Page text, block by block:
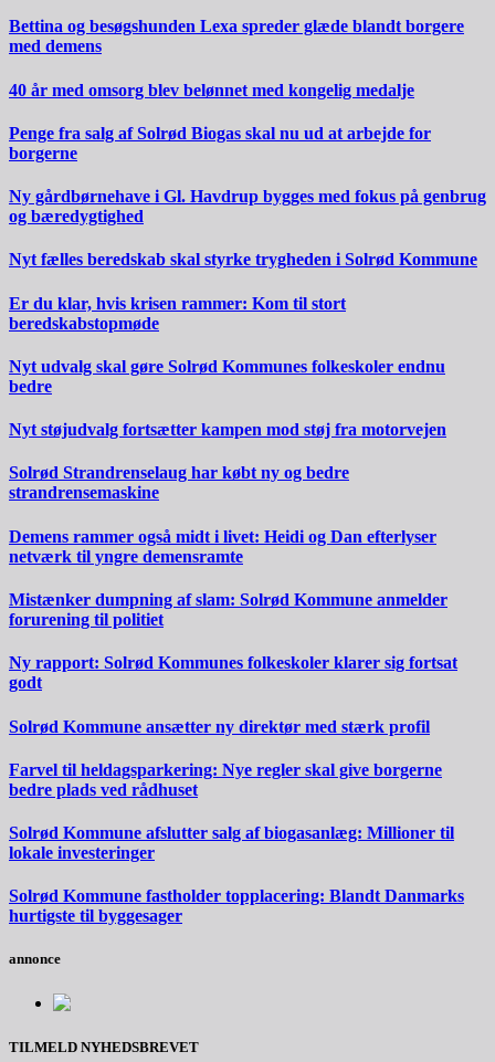
Bettina og besøgshunden Lexa spreder glæde blandt borgere
med demens
40 år med omsorg blev belønnet med kongelig medalje
Penge fra salg af Solrød Biogas skal nu ud at arbejde for
borgerne
Ny gårdbørnehave i Gl. Havdrup bygges med fokus på genbrug
og bæredygtighed
Nyt fælles beredskab skal styrke trygheden i Solrød Kommune
Er du klar, hvis krisen rammer: Kom til stort
beredskabstopmøde
Nyt udvalg skal gøre Solrød Kommunes folkeskoler endnu
bedre
Nyt støjudvalg fortsætter kampen mod støj fra motorvejen
Solrød Strandrenselaug har købt ny og bedre
strandrensemaskine
Demens rammer også midt i livet: Heidi og Dan efterlyser
netværk til yngre demensramte
Mistænker dumpning af slam: Solrød Kommune anmelder
forurening til politiet
Ny rapport: Solrød Kommunes folkeskoler klarer sig fortsat
godt
Solrød Kommune ansætter ny direktør med stærk profil
Farvel til heldagsparkering: Nye regler skal give borgerne
bedre plads ved rådhuset
Solrød Kommune afslutter salg af biogasanlæg: Millioner til
lokale investeringer
Solrød Kommune fastholder topplacering: Blandt Danmarks
hurtigste til byggesager
annonce
TILMELD NYHEDSBREVET